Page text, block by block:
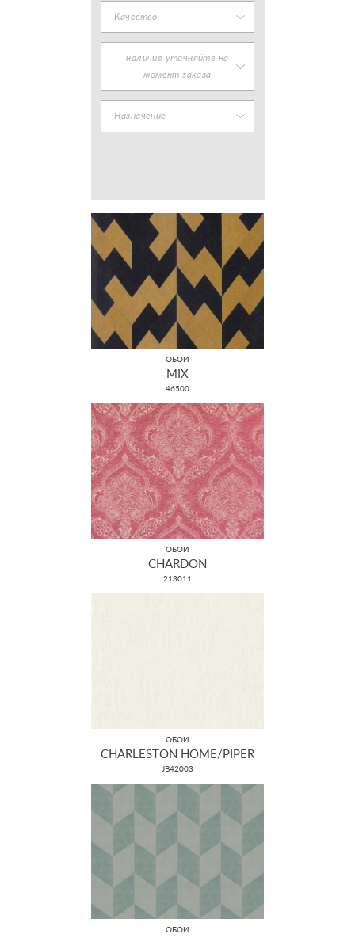
Качество
наличие уточняйте на
момент заказа
Назначение
ОБОИ
MIX
46500
ОБОИ
CHARDON
213011
ОБОИ
CHARLESTON HOME/PIPER
JB42003
ОБОИ